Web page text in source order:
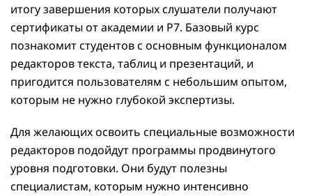
итогу завершения которых слушатели получают
сертификаты от академии и Р7. Базовый курс
познакомит студентов с основным функционалом
редакторов текста, таблиц и презентаций, и
пригодится пользователям с небольшим опытом,
которым не нужно глубокой экспертизы.
Для желающих освоить специальные возможности
редакторов подойдут программы продвинутого
уровня подготовки. Они будут полезны
специалистам, которым нужно интенсивно